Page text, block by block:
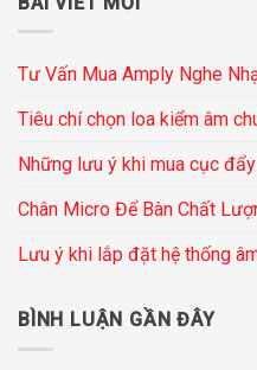
Tư Vấn Mua Amply Nghe
Tiêu chí chọn loa kiểm âm
Những lưu ý khi mua cục
Chân Micro Để Bàn Chất
Lưu ý khi lắp đặt hệ thống
BÌNH LUẬN GẦN ĐÂY